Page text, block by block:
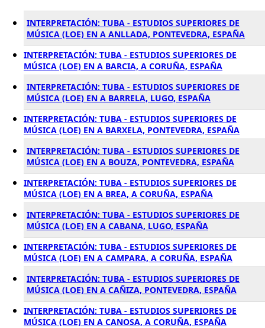
INTERPRETACIÓN: TUBA - ESTUDIOS SUPERIORES DE
MÚSICA (LOE) EN A ANLLADA, PONTEVEDRA, ESPAÑA
INTERPRETACIÓN: TUBA - ESTUDIOS SUPERIORES DE
MÚSICA (LOE) EN A BARCIA, A CORUÑA, ESPAÑA
INTERPRETACIÓN: TUBA - ESTUDIOS SUPERIORES DE
MÚSICA (LOE) EN A BARRELA, LUGO, ESPAÑA
INTERPRETACIÓN: TUBA - ESTUDIOS SUPERIORES DE
MÚSICA (LOE) EN A BARXELA, PONTEVEDRA, ESPAÑA
INTERPRETACIÓN: TUBA - ESTUDIOS SUPERIORES DE
MÚSICA (LOE) EN A BOUZA, PONTEVEDRA, ESPAÑA
INTERPRETACIÓN: TUBA - ESTUDIOS SUPERIORES DE
MÚSICA (LOE) EN A BREA, A CORUÑA, ESPAÑA
INTERPRETACIÓN: TUBA - ESTUDIOS SUPERIORES DE
MÚSICA (LOE) EN A CABANA, LUGO, ESPAÑA
INTERPRETACIÓN: TUBA - ESTUDIOS SUPERIORES DE
MÚSICA (LOE) EN A CAMPARA, A CORUÑA, ESPAÑA
INTERPRETACIÓN: TUBA - ESTUDIOS SUPERIORES DE
MÚSICA (LOE) EN A CAÑIZA, PONTEVEDRA, ESPAÑA
INTERPRETACIÓN: TUBA - ESTUDIOS SUPERIORES DE
MÚSICA (LOE) EN A CANOSA, A CORUÑA, ESPAÑA